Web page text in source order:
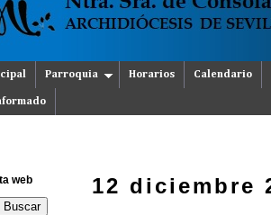
Parroquia Horarios Calendario
12 diciembre
web